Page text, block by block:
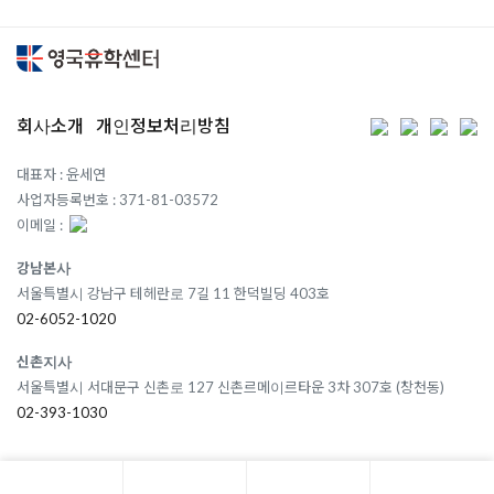
회사소개 개인정보처리방침
대표자 : 윤세연
사업자등록번호 : 371-81-03572
이메일 :
강남본사
서울특별시 강남구 테헤란로 7길 11 한덕빌딩 403호
02-6052-1020
신촌지사
서울특별시 서대문구 신촌로 127 신촌르메이르타운 3차 307호 (창천동)
02-393-1030